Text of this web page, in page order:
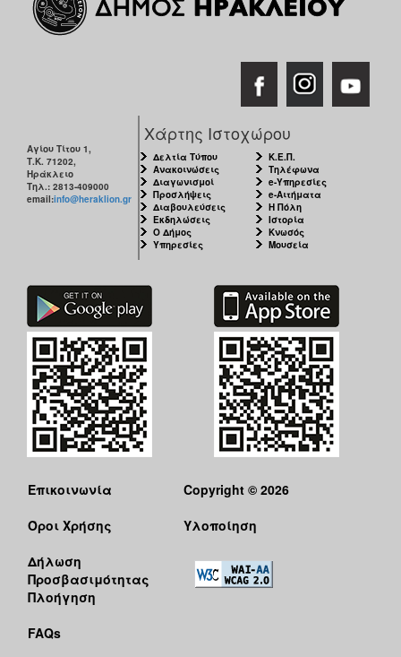
Αγίου Τίτου 1,
Τ.Κ. 71202,
Ηράκλειο
Τηλ.: 2813-409000
email:info@heraklion.gr
Χάρτης Ιστοχώρου
Δελτία Τύπου
Ανακοινώσεις
Διαγωνισμοί
Προσλήψεις
Διαβουλεύσεις
Εκδηλώσεις
Ο Δήμος
Υπηρεσίες
Κ.Ε.Π.
Τηλέφωνα
e-Υπηρεσίες
e-Αιτήματα
Η Πόλη
Ιστορία
Κνωσός
Μουσεία
Επικοινωνία
Όροι Χρήσης
Δήλωση
Προσβασιμότητας
Πλοήγηση
FAQs
Copyright © 2026
Υλοποίηση